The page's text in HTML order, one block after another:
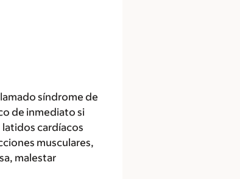
síndrome de
de inmediato si
cardíacos
musculares,
malestar